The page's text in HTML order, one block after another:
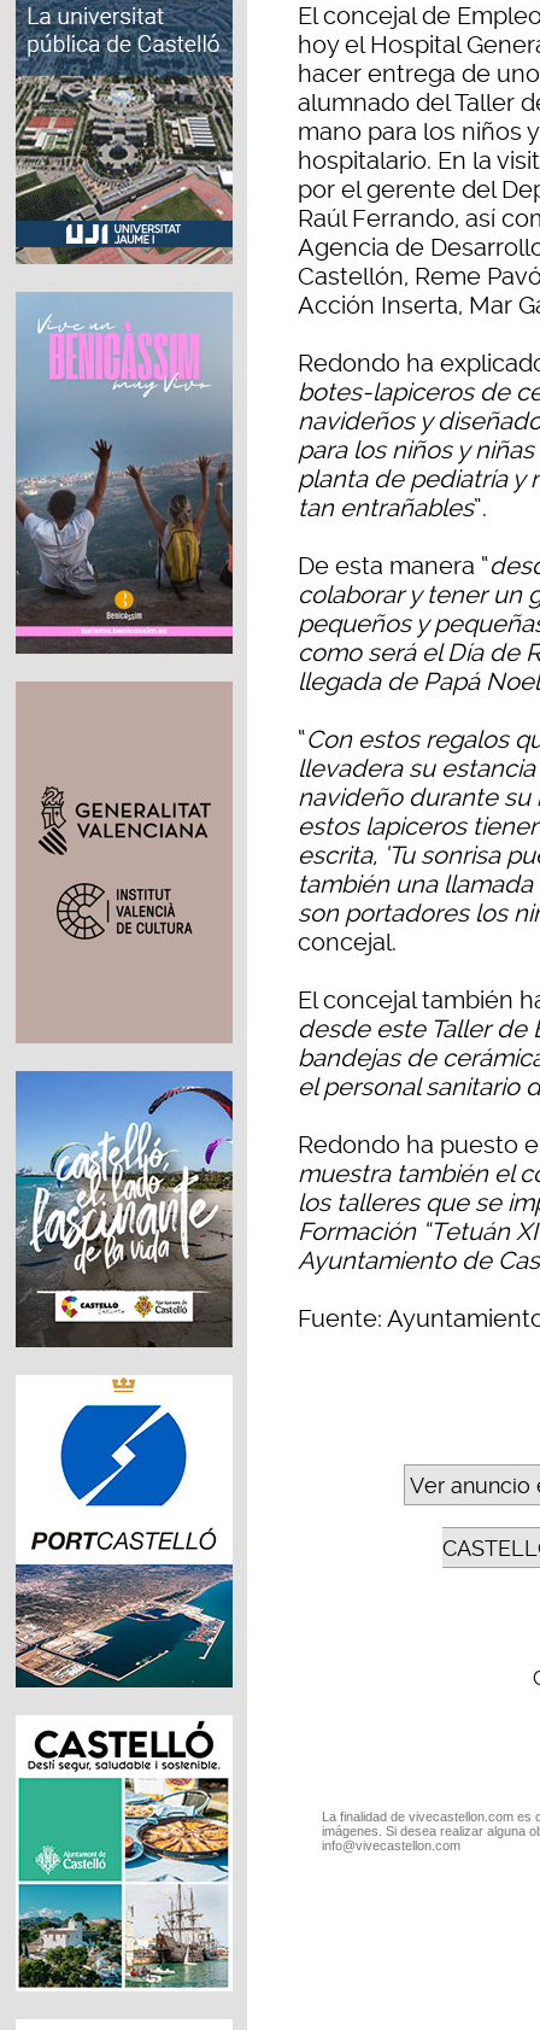
El concejal de
hoy el Hospital
hacer entrega de
alumnado del Taller
mano para los niños
hospitalario. En la
por el gerente del
Raúl Ferrando, así
Agencia de
Castellón, Reme
Acción Inserta, Mar
Redondo ha
botes-lapiceros de
navideños y
para los niños y
planta de pediatría y
tan entrañables”.
De esta manera “
colaborar y tener un
pequeños y
como será el Día de
llegada de Papá
“Con estos regalos
llevadera su
navideño durante su
estos lapiceros
escrita, ‘Tu sonrisa
también una
son portadores los
concejal.
El concejal también
desde este Taller de
bandejas de
el personal sanitario
Redondo ha puesto
muestra también el
los talleres que se
Formación “Tetuán
Ayuntamiento de
Fuente:
Ver anuncio
La finalidad de vivecastellon.com
imágenes. Si desea realizar alguna
info@vivecastellon.com